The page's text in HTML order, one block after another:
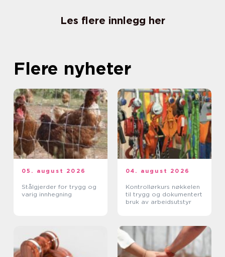
Les flere innlegg her
Flere nyheter
05. august 2026
Stålgjerder for trygg og
varig innhegning
04. august 2026
Kontrollørkurs nøkkelen
til trygg og dokumentert
bruk av arbeidsutstyr